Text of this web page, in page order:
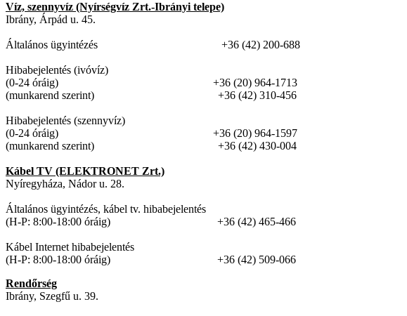
Víz, szennyvíz (Nyírségvíz Zrt.-Ibrányi telepe)
Ibrány, Árpád u. 45.
Általános ügyintézés +36 (42) 200-688
Hibabejelentés (ivóvíz)
(0-24 óráig) +36 (20) 964-1713
(munkarend szerint) +36 (42) 310-456
Hibabejelentés (szennyvíz)
(0-24 óráig) +36 (20) 964-1597
(munkarend szerint) +36 (42) 430-004
Kábel TV (ELEKTRONET Zrt.)
Nyíregyháza, Nádor u. 28.
Általános ügyintézés, kábel tv. hibabejelentés
(H-P: 8:00-18:00 óráig) +36 (42) 465-466
Kábel Internet hibabejelentés
(H-P: 8:00-18:00 óráig) +36 (42) 509-066
Rendőrség
Ibrány, Szegfű u. 39.